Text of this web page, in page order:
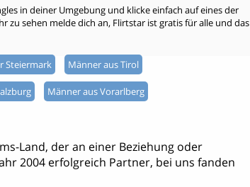
in deiner Umgebung und klicke einfach auf eines der
zu sehen melde dich an, Flirtstar ist gratis für alle und das
Steiermark Männer aus Tirol
Männer aus Vorarlberg
Land, der an einer Beziehung oder
2004 erfolgreich Partner, bei uns fanden